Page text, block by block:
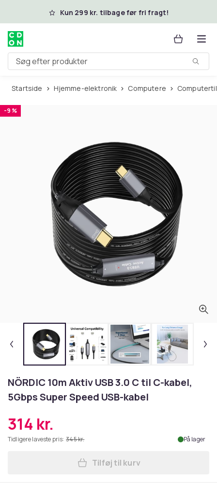
Spring til hovedindhold
Kun 299 kr. tilbage før fri fragt!
Søg efter produkter
Startside Hjemme-elektronik Computere
-9 %
NÖRDIC 10m Aktiv USB 3.0 C til C-kabel,
5Gbps Super Speed USB-kabel
314 kr.
Tidligere laveste pris: 345 kr. På lager
Læg NÖRDIC 10m Aktiv
Tilføj til kurv